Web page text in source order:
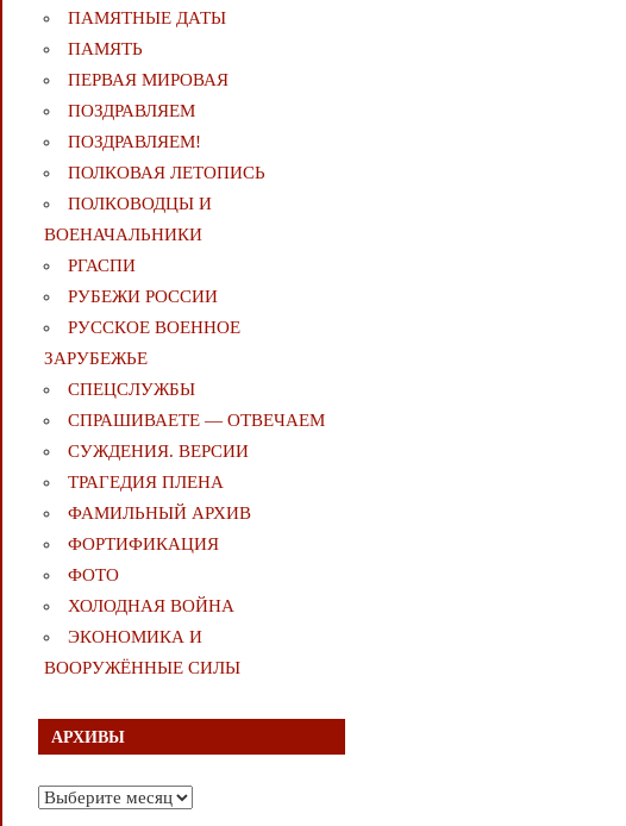
ПАМЯТНЫЕ ДАТЫ
ПАМЯТЬ
ПЕРВАЯ МИРОВАЯ
ПОЗДРАВЛЯЕМ
ПОЗДРАВЛЯЕМ!
ПОЛКОВАЯ ЛЕТОПИСЬ
ПОЛКОВОДЦЫ И
ВОЕНАЧАЛЬНИКИ
РГАСПИ
РУБЕЖИ РОССИИ
РУССКОЕ ВОЕННОЕ
ЗАРУБЕЖЬЕ
СПЕЦСЛУЖБЫ
СПРАШИВАЕТЕ — ОТВЕЧАЕМ
СУЖДЕНИЯ. ВЕРСИИ
ТРАГЕДИЯ ПЛЕНА
ФАМИЛЬНЫЙ АРХИВ
ФОРТИФИКАЦИЯ
ФОТО
ХОЛОДНАЯ ВОЙНА
ЭКОНОМИКА И
ВООРУЖЁННЫЕ СИЛЫ
АРХИВЫ
Архивы